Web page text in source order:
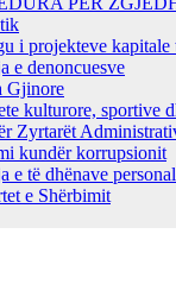
i projekteve
e denoncuesve
Gjinore
kulturore, sportive
Zyrtarët
kundër korrupsionit
e të dhënave
e Shërbimit